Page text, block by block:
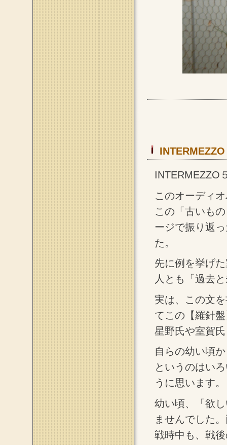
このオーディ
この「古いも
ージで振り返
た。
先に例を挙げ
人とも「過去
実は、この文
てこの【羅針
星野氏や室賀
自らの幼い頃
というのはい
うに思います。
幼い頃、「欲
ませんでした
戦時中も、戦